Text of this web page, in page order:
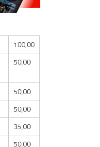
100,00
50,00
50,00
50,00
35,00
50,00